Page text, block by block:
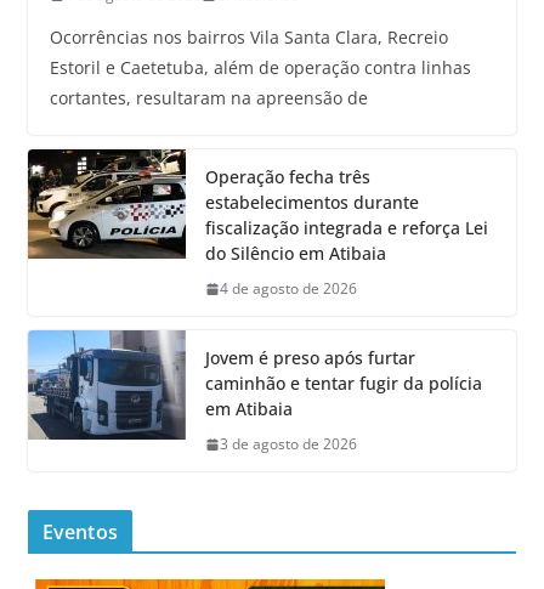
Ocorrências nos bairros Vila Santa Clara, Recreio
Estoril e Caetetuba, além de operação contra linhas
cortantes, resultaram na apreensão de
Operação fecha três
estabelecimentos durante
fiscalização integrada e reforça Lei
do Silêncio em Atibaia
4 de agosto de 2026
Jovem é preso após furtar
caminhão e tentar fugir da polícia
em Atibaia
3 de agosto de 2026
Eventos